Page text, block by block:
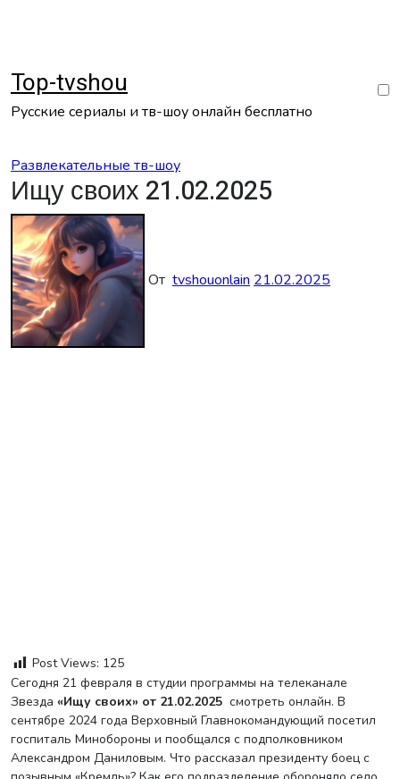
Top-tvshou
Русские сериалы и тв-шоу онлайн бесплатно
Развлекательные тв-шоу
Ищу своих 21.02.2025
От tvshouonlain 21.02.2025
Post Views: 125
Сегодня 21 февраля в студии программы на телеканале
Звезда «Ищу своих» от 21.02.2025 смотреть онлайн. В
сентябре 2024 года Верховный Главнокомандующий посетил
госпиталь Минобороны и пообщался с подполковником
Александром Даниловым. Что рассказал президенту боец с